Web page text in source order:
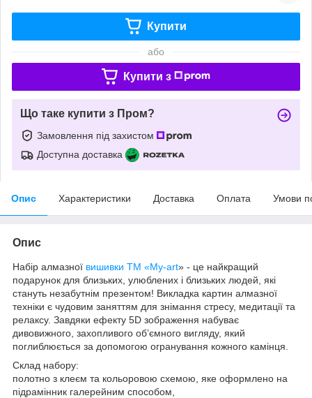
Купити
або
Купити з
Що таке купити з Пром?
Замовлення під захистом
Доступна доставка
Опис Характеристики Доставка Оплата Умови
Опис
Набір алмазної вишивки ТМ «My-art» - це найкращий
подарунок для близьких, улюблених і близьких людей, які
стануть незабутнім презентом! Викладка картин алмазної
техніки є чудовим заняттям для знімання стресу, медитації та
релаксу. Завдяки ефекту 5D зображення набуває
дивовижного, захопливого об’ємного вигляду, який
поглиблюється за допомогою огранування кожного камінця.
Склад набору:
полотно з клеєм та кольоровою схемою, яке оформлено на
підрамінник галерейним способом,